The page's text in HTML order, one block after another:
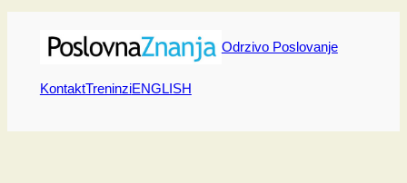
Skip
content
Odrzivo Poslovanje
KontaktTreninziENGLISH